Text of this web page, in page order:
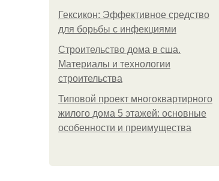
Гексикон: Эффективное средство
для борьбы с инфекциями
Строительство дома в сша.
Материалы и технологии
строительства
Типовой проект многоквартирного
жилого дома 5 этажей: основные
особенности и преимущества